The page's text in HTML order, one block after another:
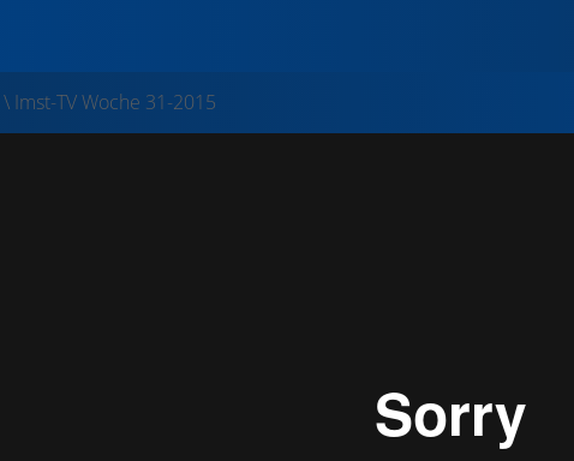
\ Imst-TV Woche 31-2015